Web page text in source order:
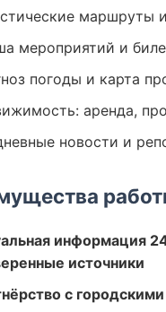
маршруты
мероприятий и
погоды и карта
аренда,
новости и
информация
источники
с